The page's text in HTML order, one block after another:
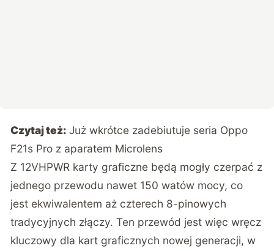
Czytaj też: Już wkrótce zadebiutuje seria Oppo
F21s Pro z aparatem Microlens
Z 12VHPWR karty graficzne będą mogły czerpać z
jednego przewodu nawet 150 watów mocy, co
jest ekwiwalentem aż czterech 8-pinowych
tradycyjnych złączy. Ten przewód jest więc wręcz
kluczowy dla kart graficznych nowej generacji, w